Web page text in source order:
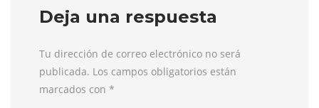
Deja una respuesta
Tu dirección de correo electrónico no será
publicada. Los campos obligatorios están
marcados con *